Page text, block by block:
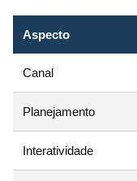
Aspecto
Canal
Planejamento
Interatividade